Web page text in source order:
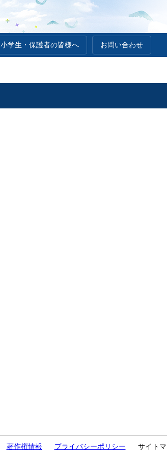
小学生・保護者の皆様へ お問い合わせ
著作権情報 プライバシーポリシー サイト